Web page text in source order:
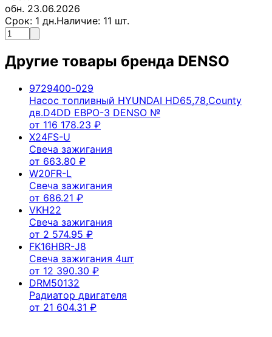
обн. 23.06.2026
Срок: 1 дн.Наличие: 11 шт.
Другие товары бренда DENSO
9729400-029
Насос топливный HYUNDAI HD65,78,County
дв.D4DD ЕВРО-3 DENSO №
от 116 178.23 ₽
X24FS-U
Свеча зажигания
от 663.80 ₽
W20FR-L
Свеча зажигания
от 686.21 ₽
VKH22
Свеча зажигания
от 2 574.95 ₽
FK16HBR-J8
Свеча зажигания 4шт
от 12 390.30 ₽
DRM50132
Радиатор двигателя
от 21 604.31 ₽